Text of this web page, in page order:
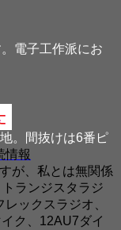
電子工作派にお
。間抜けは6番ピ
情報
が、私とは無関係
ランジスタラジ
ックスラジオ、
ク、12AU7ダイ